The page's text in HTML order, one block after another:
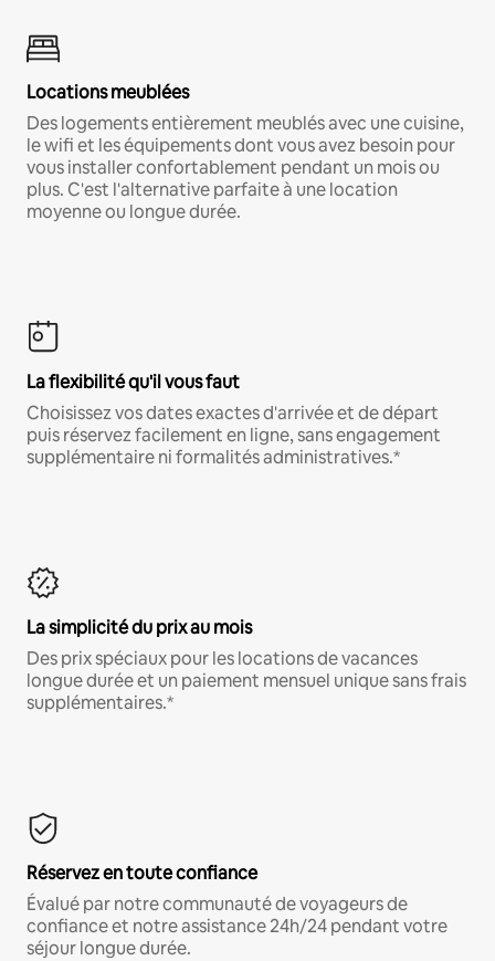
Locations meublées
Des logements entièrement meublés avec une cuisine,
le wifi et les équipements dont vous avez besoin pour
vous installer confortablement pendant un mois ou
plus. C'est l'alternative parfaite à une location
moyenne ou longue durée.
La flexibilité qu'il vous faut
Choisissez vos dates exactes d'arrivée et de départ
puis réservez facilement en ligne, sans engagement
supplémentaire ni formalités administratives.*
La simplicité du prix au mois
Des prix spéciaux pour les locations de vacances
longue durée et un paiement mensuel unique sans frais
supplémentaires.*
Réservez en toute confiance
Évalué par notre communauté de voyageurs de
confiance et notre assistance 24h/24 pendant votre
séjour longue durée.